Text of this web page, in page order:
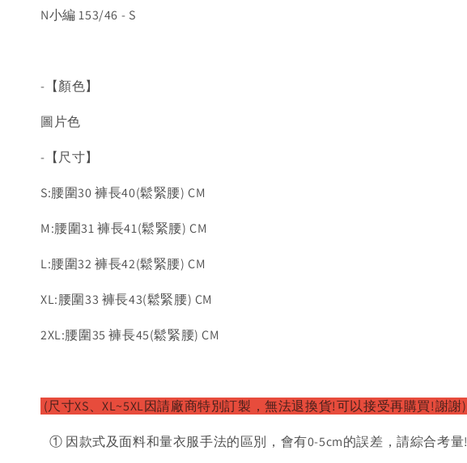
N小編 153/46 - S
-【顏色】
圖片色
-【尺寸】
S:腰圍30 褲長40(鬆緊腰) CM
M:腰圍31 褲長41(鬆緊腰) CM
L:腰圍32 褲長42(鬆緊腰) CM
XL:腰圍33 褲長43(鬆緊腰) CM
2XL:腰圍35 褲長45(鬆緊腰) CM
(尺寸XS、XL~5XL因請廠商特別訂製，無法退換貨!可以接受再購買!謝謝)
① 因款式及面料和量衣服手法的區別，會有0-5cm的誤差，請綜合考量!